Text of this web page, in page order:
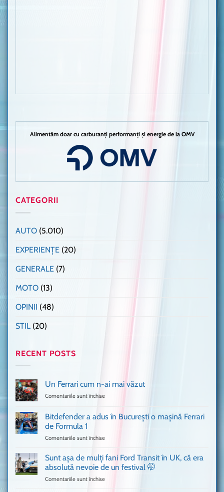
Alimentăm doar cu carburanți performanți și energie de la OMV
CATEGORII
AUTO (5.010)
EXPERIENȚE (20)
GENERALE (7)
MOTO (13)
OPINII (48)
STIL (20)
RECENT POSTS
Un Ferrari cum n-ai mai văzut
Comentariile sunt închise
Ferrari
cum
văzut
Bitdefender a adus în București o mașină Ferrari
de Formula 1
Comentariile sunt închise
a
în
Sunt așa de mulți fani Ford Transit în UK, că era
absolută nevoie de un festival 🤭
Comentariile sunt închise